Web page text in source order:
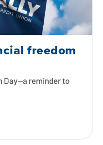
freedom
Day—a reminder to